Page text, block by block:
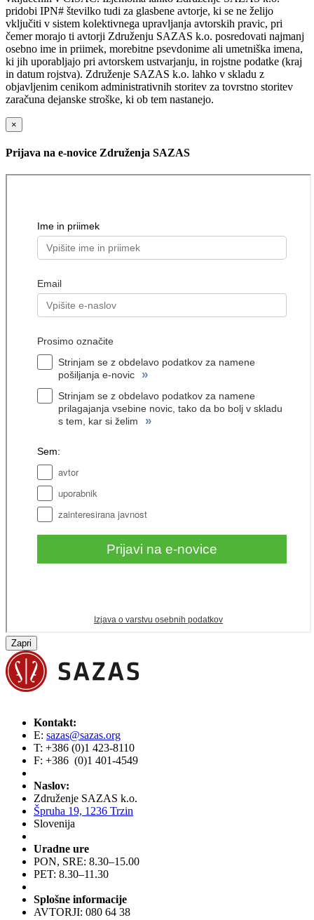
pridobi IPN# številko tudi za glasbene avtorje, ki se ne želijo
vključiti v sistem kolektivnega upravljanja avtorskih pravic, pri
čemer morajo ti avtorji Združenju SAZAS k.o. posredovati najmanj
osebno ime in priimek, morebitne psevdonime ali umetniška imena,
ki jih uporabljajo pri avtorskem ustvarjanju, in rojstne podatke (kraj
in datum rojstva). Združenje SAZAS k.o. lahko v skladu z
objavljenim cenikom administrativnih storitev za tovrstno storitev
zaračuna dejanske stroške, ki ob tem nastanejo.
×
Prijava na e-novice Združenja SAZAS
Zapri
Kontakt:
E: sazas@sazas.org
T: +386 (0)1 423-8110
F: +386 (0)1 401-4549
Naslov:
Združenje SAZAS k.o.
Špruha 19, 1236 Trzin
Slovenija
Uradne ure
PON, SRE: 8.30–15.00
PET: 8.30–11.30
Splošne informacije
AVTORJI: 080 64 38